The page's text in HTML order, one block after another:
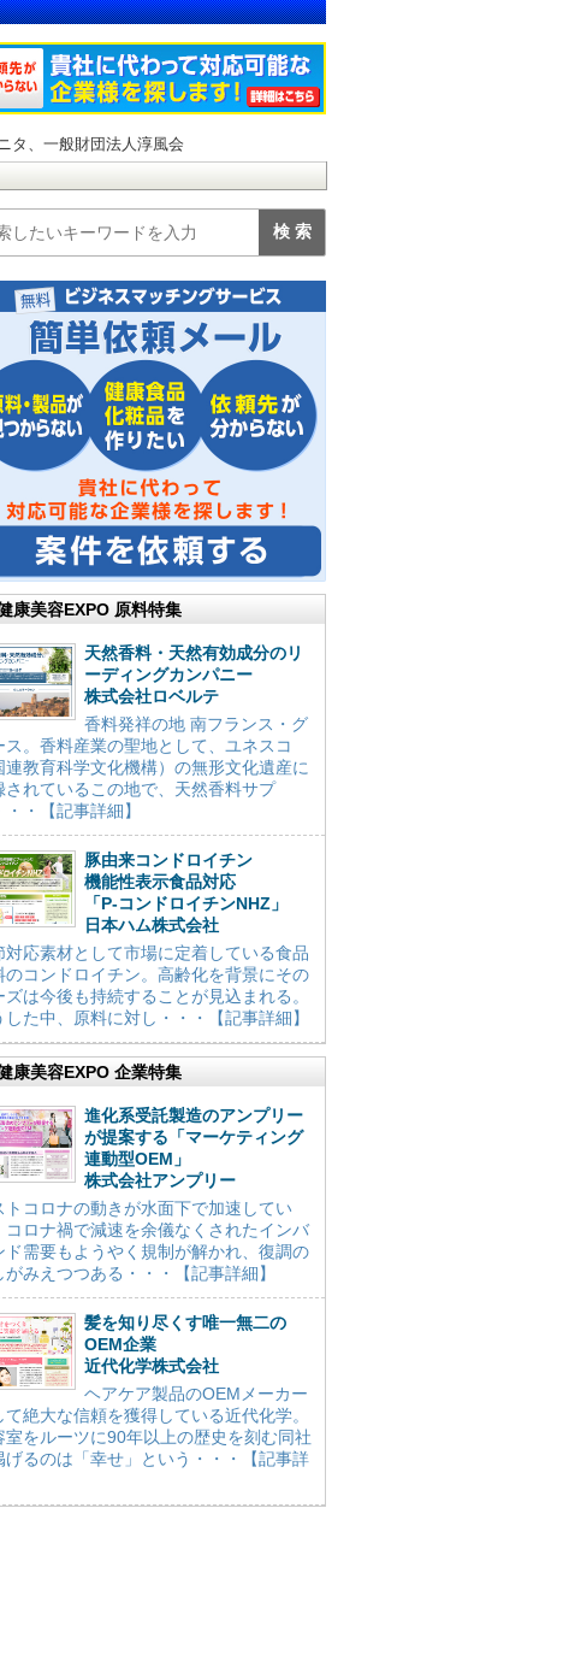
タ、一般財団法人淳風会
康美容EXPO 原料特集
天然香料・天然有効成分のリ
ーディングカンパニー
株式会社ロベルテ
香料発祥の地 南フランス・グ
ス。香料産業の聖地として、ユネスコ
連教育科学文化機構）の無形文化遺産に
されているこの地で、天然香料サプ
・・【記事詳細】
豚由来コンドロイチン
機能性表示食品対応
「P-コンドロイチンNHZ」
日本ハム株式会社
対応素材として市場に定着している食品
のコンドロイチン。高齢化を背景にその
ズは今後も持続することが見込まれる。
した中、原料に対し・・・【記事詳細】
康美容EXPO 企業特集
進化系受託製造のアンプリー
が提案する「マーケティング
連動型OEM」
株式会社アンプリー
トコロナの動きが水面下で加速してい
コロナ禍で減速を余儀なくされたインバ
ド需要もようやく規制が解かれ、復調の
がみえつつある・・・【記事詳細】
髪を知り尽くす唯一無二の
OEM企業
近代化学株式会社
ヘアケア製品のOEMメーカー
て絶大な信頼を獲得している近代化学。
室をルーツに90年以上の歴史を刻む同社
げるのは「幸せ」という・・・【記事詳